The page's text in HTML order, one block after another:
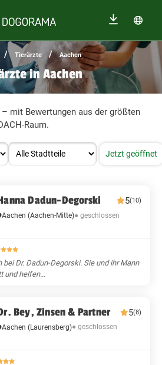
/ Tierärzte / Aachen
in Aachen
– mit Bewertungen aus der größten
Raum.
Jetzt geöffnet
Dadun-Degorski 5(10)
Aachen(Aachen-Mitte)● geschlossen
Dr. Dadun-Degorski. Sie und ihr Mann
helfen...
Bey, Zinsen & Partner 5(8)
Aachen(Laurensberg)● geschlossen